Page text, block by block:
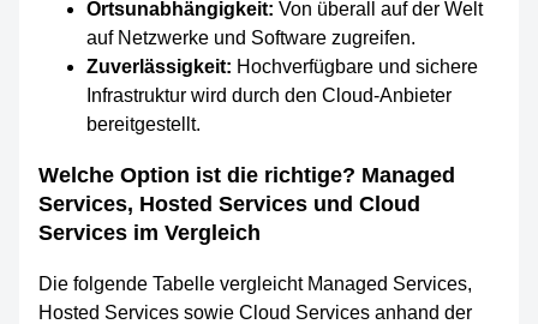
Ortsunabhängigkeit: Von überall auf der Welt
auf Netzwerke und Software zugreifen.
Zuverlässigkeit: Hochverfügbare und sichere
Infrastruktur wird durch den Cloud-Anbieter
bereitgestellt.
Welche Option ist die richtige? Managed
Services, Hosted Services und Cloud
Services im Vergleich
Die folgende Tabelle vergleicht Managed Services,
Hosted Services sowie Cloud Services anhand der